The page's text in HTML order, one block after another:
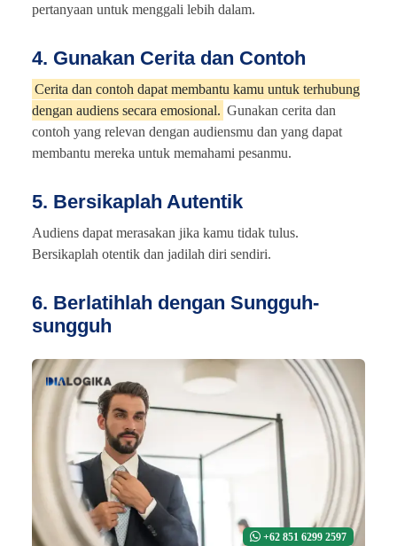
pertanyaan untuk menggali lebih dalam.
4. Gunakan Cerita dan Contoh
Cerita dan contoh dapat membantu kamu untuk terhubung
dengan audiens secara emosional. Gunakan cerita dan
contoh yang relevan dengan audiensmu dan yang dapat
membantu mereka untuk memahami pesanmu.
5. Bersikaplah Autentik
Audiens dapat merasakan jika kamu tidak tulus.
Bersikaplah otentik dan jadilah diri sendiri.
6. Berlatihlah dengan Sungguh-
sungguh
+62 851 6299 2597